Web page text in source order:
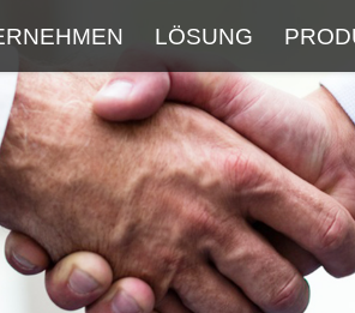
Über
LÖSUNG
Service